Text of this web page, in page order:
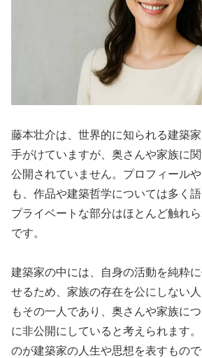
藤本壮介は、世界的に知られる建築
手がけていますが、奥さんや家族に
公開されていません。プロフィール
も、作品や建築哲学については多く
プライベートな部分はほとんど触れ
です。
建築家の中には、自身の活動を純粋
せるため、家族の存在を公にしない
もその一人であり、奥さんや家族に
に非公開にしていると考えられます
のが建築家の人生や思想を表すもの